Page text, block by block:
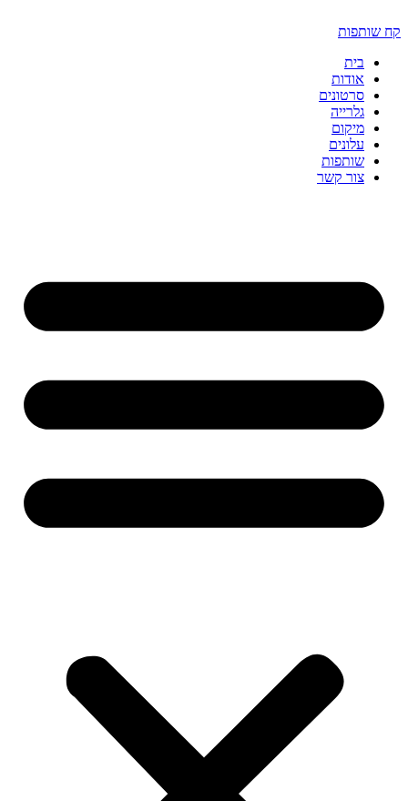
לתוכן
קח שותפות
בית
אודות
סרטונים
גלרייה
מיקום
עלונים
שותפות
צור קשר